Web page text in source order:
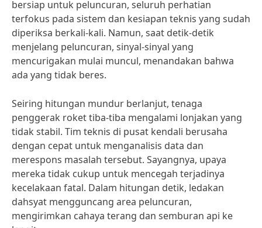
bersiap untuk peluncuran, seluruh perhatian
terfokus pada sistem dan kesiapan teknis yang sudah
diperiksa berkali-kali. Namun, saat detik-detik
menjelang peluncuran, sinyal-sinyal yang
mencurigakan mulai muncul, menandakan bahwa
ada yang tidak beres.
Seiring hitungan mundur berlanjut, tenaga
penggerak roket tiba-tiba mengalami lonjakan yang
tidak stabil. Tim teknis di pusat kendali berusaha
dengan cepat untuk menganalisis data dan
merespons masalah tersebut. Sayangnya, upaya
mereka tidak cukup untuk mencegah terjadinya
kecelakaan fatal. Dalam hitungan detik, ledakan
dahsyat mengguncang area peluncuran,
mengirimkan cahaya terang dan semburan api ke